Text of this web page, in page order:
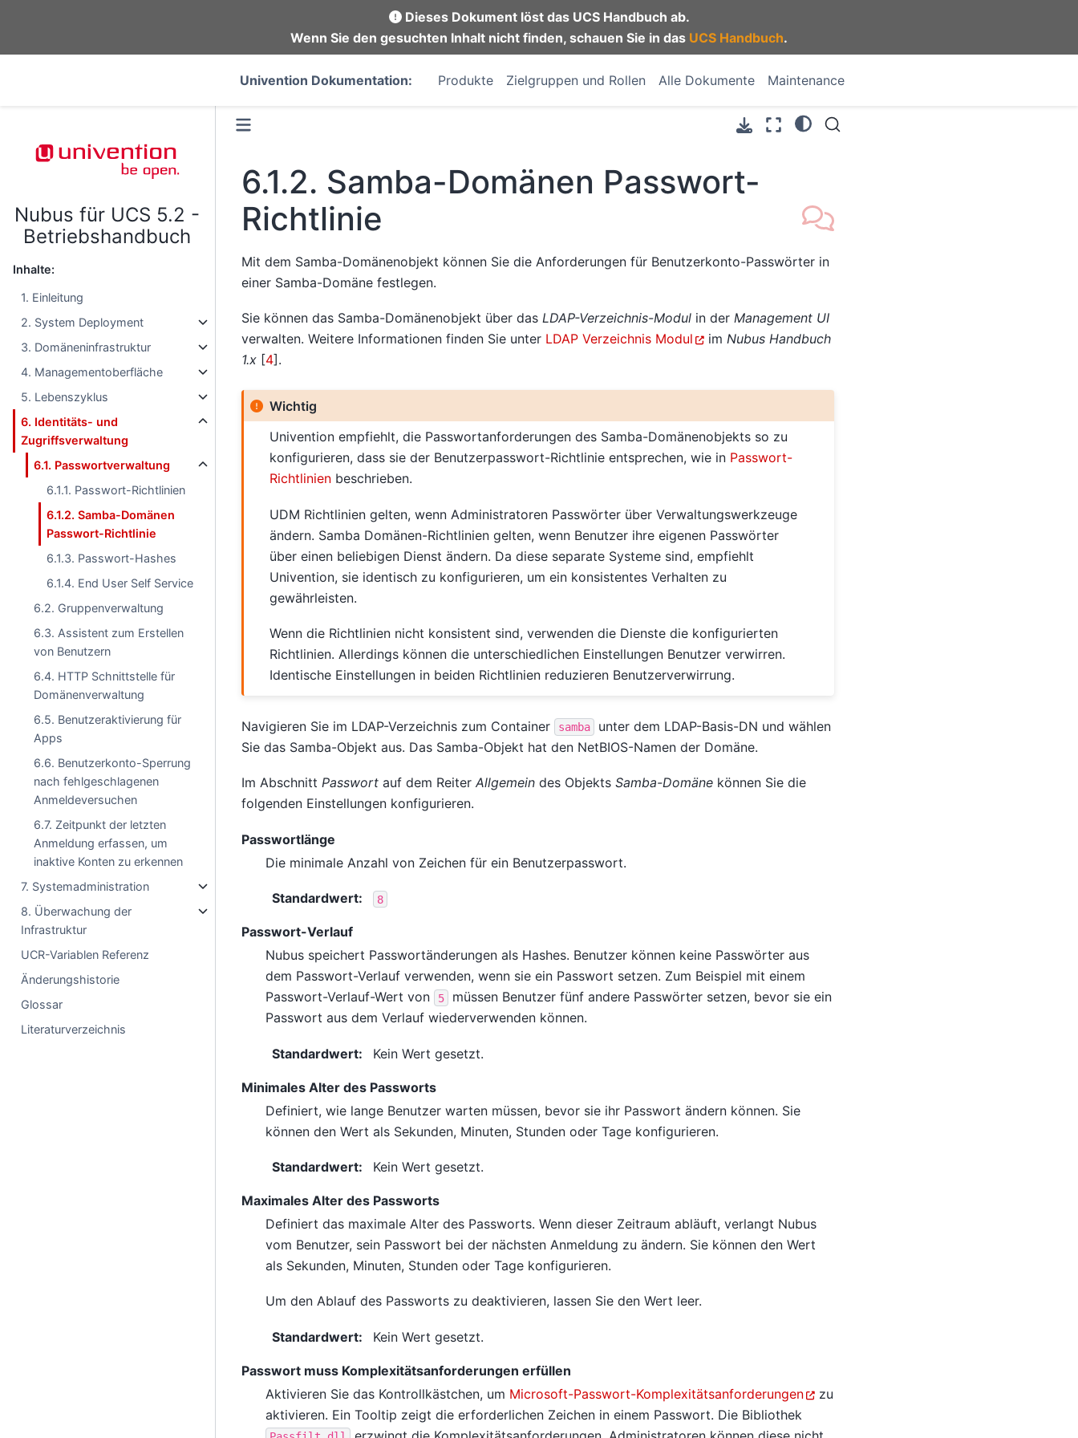
Dieses Dokument löst das UCS Handbuch ab.
Wenn Sie den gesuchten Inhalt nicht finden, schauen Sie in das UCS Handbuch.
Univention Dokumentation: Produkte Zielgruppen und Rollen Alle Dokumente Maintenance
Nubus für UCS 5.2 -
Betriebshandbuch
Inhalte:
1. Einleitung
2. System Deployment
3. Domäneninfrastruktur
4. Managementoberfläche
5. Lebenszyklus
6. Identitäts- und
Zugriffsverwaltung
6.1. Passwortverwaltung
6.1.1. Passwort-Richtlinien
6.1.2. Samba-Domänen
Passwort-Richtlinie
6.1.3. Passwort-Hashes
6.1.4. End User Self Service
6.2. Gruppenverwaltung
6.3. Assistent zum Erstellen
von Benutzern
6.4. HTTP Schnittstelle für
Domänenverwaltung
6.5. Benutzeraktivierung für
Apps
6.6. Benutzerkonto-Sperrung
nach fehlgeschlagenen
Anmeldeversuchen
6.7. Zeitpunkt der letzten
Anmeldung erfassen, um
inaktive Konten zu erkennen
7. Systemadministration
8. Überwachung der
Infrastruktur
UCR-Variablen Referenz
Änderungshistorie
Glossar
Literaturverzeichnis
6.1.2. Samba-Domänen Passwort-
Richtlinie
Mit dem Samba-Domänenobjekt können Sie die Anforderungen für Benutzerkonto-Passwörter in
einer Samba-Domäne festlegen.
Sie können das Samba-Domänenobjekt über das LDAP-Verzeichnis-Modulin der Management UI
verwalten. Weitere Informationen finden Sie unter LDAP Verzeichnis Modul imNubus Handbuch
1.x[4] .
Wichtig
Univention empfiehlt, die Passwortanforderungen des Samba-Domänenobjekts so zu
konfigurieren, dass sie der Benutzerpasswort-Richtlinie entsprechen, wie in Passwort-
Richtlinienbeschrieben.
UDM Richtlinien gelten, wenn Administratoren Passwörter über Verwaltungswerkzeuge
ändern. Samba Domänen-Richtlinien gelten, wenn Benutzer ihre eigenen Passwörter
über einen beliebigen Dienst ändern. Da diese separate Systeme sind, empfiehlt
Univention, sie identisch zu konfigurieren, um ein konsistentes Verhalten zu
gewährleisten.
Wenn die Richtlinien nicht konsistent sind, verwenden die Dienste die konfigurierten
Richtlinien. Allerdings können die unterschiedlichen Einstellungen Benutzer verwirren.
Identische Einstellungen in beiden Richtlinien reduzieren Benutzerverwirrung.
Navigieren Sie im LDAP-Verzeichnis zum Container samba
unter dem LDAP-Basis-DN und wählen
Sie das Samba-Objekt aus. Das Samba-Objekt hat den NetBIOS-Namen der Domäne.
Im Abschnitt Passwortauf dem Reiter Allgemeindes Objekts Samba-Domänekönnen Sie die
folgenden Einstellungen konfigurieren.
Passwortlänge
Die minimale Anzahl von Zeichen für ein Benutzerpasswort.
Standardwert: 8
Passwort-Verlauf
Nubus speichert Passwortänderungen als Hashes. Benutzer können keine Passwörter aus
dem Passwort-Verlauf verwenden, wenn sie ein Passwort setzen. Zum Beispiel mit einem
Passwort-Verlauf-Wert von
5
müssen Benutzer fünf andere Passwörter setzen, bevor sie ein
Passwort aus dem Verlauf wiederverwenden können.
Standardwert: Kein Wert gesetzt.
Minimales Alter des Passworts
Definiert, wie lange Benutzer warten müssen, bevor sie ihr Passwort ändern können. Sie
können den Wert als Sekunden, Minuten, Stunden oder Tage konfigurieren.
Standardwert: Kein Wert gesetzt.
Maximales Alter des Passworts
Definiert das maximale Alter des Passworts. Wenn dieser Zeitraum abläuft, verlangt Nubus
vom Benutzer, sein Passwort bei der nächsten Anmeldung zu ändern. Sie können den Wert
als Sekunden, Minuten, Stunden oder Tage konfigurieren.
Um den Ablauf des Passworts zu deaktivieren, lassen Sie den Wert leer.
Standardwert: Kein Wert gesetzt.
Passwort muss Komplexitätsanforderungen erfüllen
Aktivieren Sie das Kontrollkästchen, um Microsoft-Passwort-Komplexitätsanforderungen
zu
aktivieren. Ein Tooltip zeigt die erforderlichen Zeichen in einem Passwort. Die Bibliothek